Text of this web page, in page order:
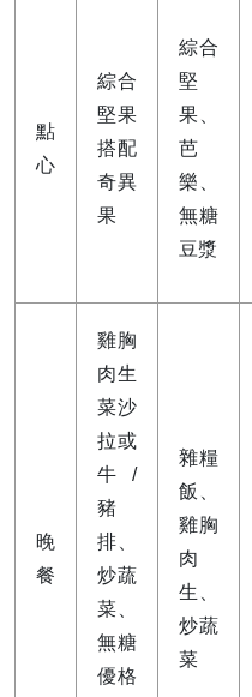
點
心
綜合
堅果
搭配
奇異
果
綜合
堅
果、
芭
樂、
無糖
豆漿
晚
餐
雞胸
肉生
菜沙
拉或
牛/
豬
排、
炒蔬
菜、
無糖
優格
雜糧
飯、
雞胸
肉
生、
炒蔬
菜